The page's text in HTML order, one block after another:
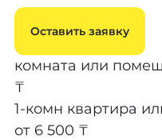
Оставить заявку
комната или
₸
1-комн квартира
от 6 500 ₸